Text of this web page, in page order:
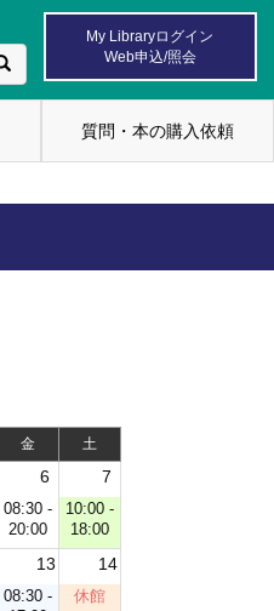
My Libraryログイン
Web申込/照会
質問・本の購入依頼
金 土
6 7
08:30 -
20:00
10:00 -
18:00
13 14
08:30 -
休館